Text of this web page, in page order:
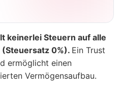
keinerlei Steuern auf alle
0%). Ein Trust
ermöglicht einen
Vermögensaufbau.